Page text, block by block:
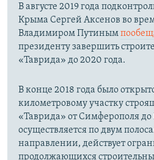
В августе 2019 года
Крыма Сергей Аксенов во
Владимиром Путиным
президенту завершить
«Таврида» до 2020 года.
В конце 2018 года было
километровому участку
«Таврида» от Симферополя
осуществляется по двум
направлении, действует
продолжающихся